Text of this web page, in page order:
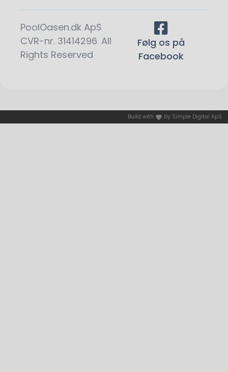
PoolOasen.dk ApS
CVR-nr. 31414296. All
Rights Reserved
Følg os på
Facebook
Build with by Simple Digital ApS